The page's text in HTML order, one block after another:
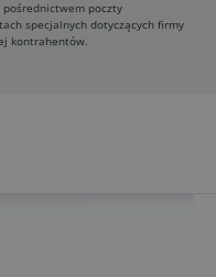
poczty
specjalnych dotyczących firmy
kontrahentów.